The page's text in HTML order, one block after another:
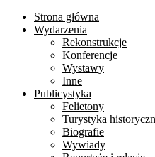
Strona główna
Wydarzenia
Rekonstrukcje
Konferencje
Wystawy
Inne
Publicystyka
Felietony
Turystyka
Biografie
Wywiady